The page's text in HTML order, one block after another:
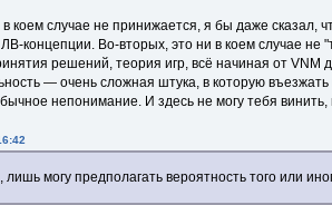
коем случае не принижается, я бы даже
концепции. Во-вторых, это ни в коем случае
решений, теория игр, всё начиная от VNM
— очень сложная штука, в которую
непонимание. И здесь не могу тебя
могу предполагать вероятность того или